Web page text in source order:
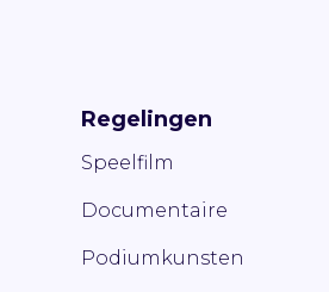
Regelingen
Speelfilm
Documentaire
Podiumkunsten